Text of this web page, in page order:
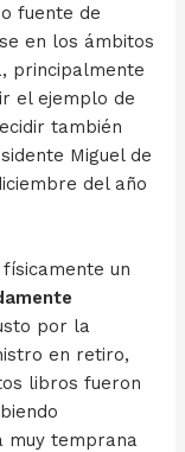
fuente de
en los ámbitos
principalmente
el ejemplo de
también
Miguel de
del año
un
por la
en retiro,
libros fueron
muy temprana